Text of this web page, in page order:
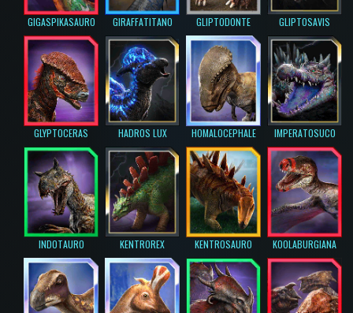
GIGASPIKASAURO GIRAFFATITANO GLIPTODONTE GLIPTOSAVIS
GLYPTOCERAS HADROS LUX HOMALOCEPHALE IMPERATOSUCO
INDOTAURO KENTROREX KENTROSAURO KOOLABURGIANA